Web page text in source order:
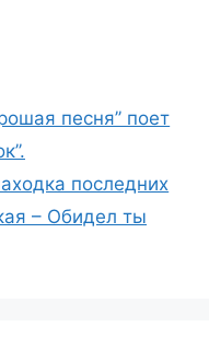
песня’’ поет
последних
– Обидел ты